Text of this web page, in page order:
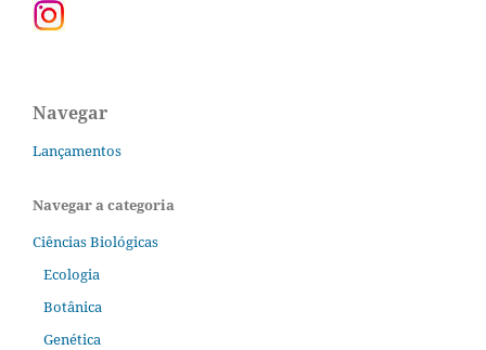
Navegar
Lançamentos
Navegar a categoria
Ciências Biológicas
Ecologia
Botânica
Genética